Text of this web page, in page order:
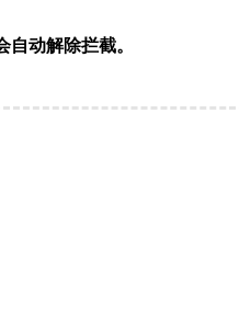
动解除拦截。